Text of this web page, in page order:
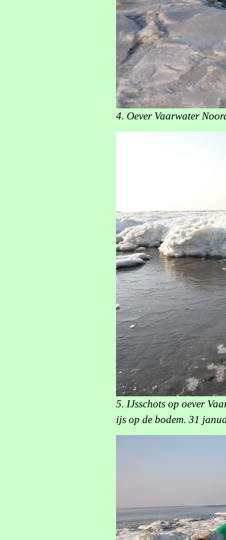
4. Oever Vaarwater
5. IJsschots op oever
ijs op de bodem. 31